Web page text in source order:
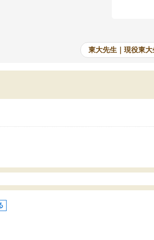
ますが、サ
て、成績
東大先生｜現役東